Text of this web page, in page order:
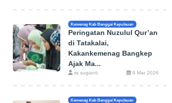
Kemenag Kab Banggai Kepulauan
Peringatan Nuzulul Qur’an
di Tatakalai,
Kakankemenag Bangkep
Ajak Ma...
iis sugianti 6 Mar 2026
Kemenag Kab Banggai Kepulauan